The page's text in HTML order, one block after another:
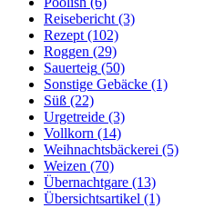
Reisebericht(3)
Rezept(102)
Roggen (29)
Sauerteig (50)
Sonstige Gebäcke (1)
Süß (22)
Urgetreide (3)
Vollkorn (14)
Weihnachtsbäckerei (5)
Weizen (70)
Übernachtgare (13)
Übersichtsartikel (1)